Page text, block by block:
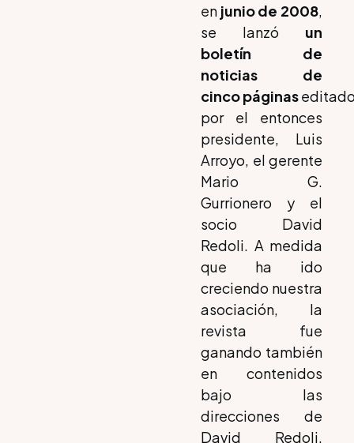
en junio de 2008,
se lanzó un
boletín de
noticias de
cinco páginas
por el entonces
presidente, Luis
Arroyo, el gerente
Mario G.
Gurrionero y el
socio David
Redoli. A medida
que ha ido
creciendo nuestra
asociación, la
revista fue
ganando también
en contenidos
bajo las
direcciones de
David Redoli,